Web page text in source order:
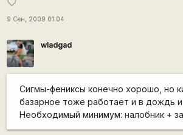
9 Сен, 2009 01:04
wladgad
Сигмы-фениксы конечно хорошо, но
базарное тоже работает и в дождь и
Необходимый минимум: налобник +